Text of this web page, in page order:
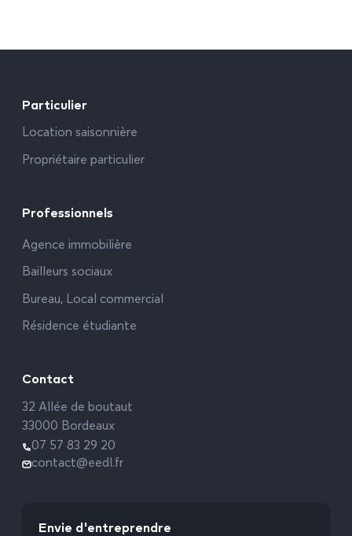
Particulier
Location saisonnière
Propriétaire particulier
Professionnels
Agence immobilière
Bailleurs sociaux
Bureau, Local commercial
Résidence étudiante
Contact
32 Allée de boutaut
33000 Bordeaux
07 57 83 29 20
contact@eedl.fr
Envie d'entreprendre